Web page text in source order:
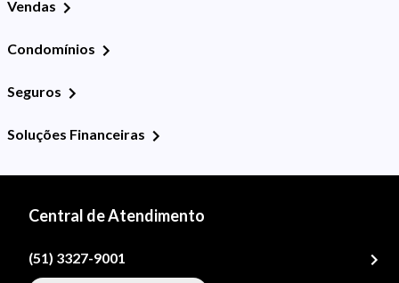
Vendas
Condomínios
Seguros
Soluções Financeiras
Central de Atendimento
(51) 3327-9001